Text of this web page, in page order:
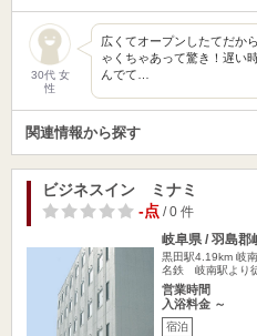
30代 女
性
広くてオープンしたてだか
ゃくちゃあって驚き！遅い
んでて…
関連情報から探す
ビジネスイン ミナミ
-点/ 0 件
岐阜県 / 羽島郡
黒田駅4.19km 岐
名鉄 岐南駅より
営業時間
入浴料金 ～
宿泊